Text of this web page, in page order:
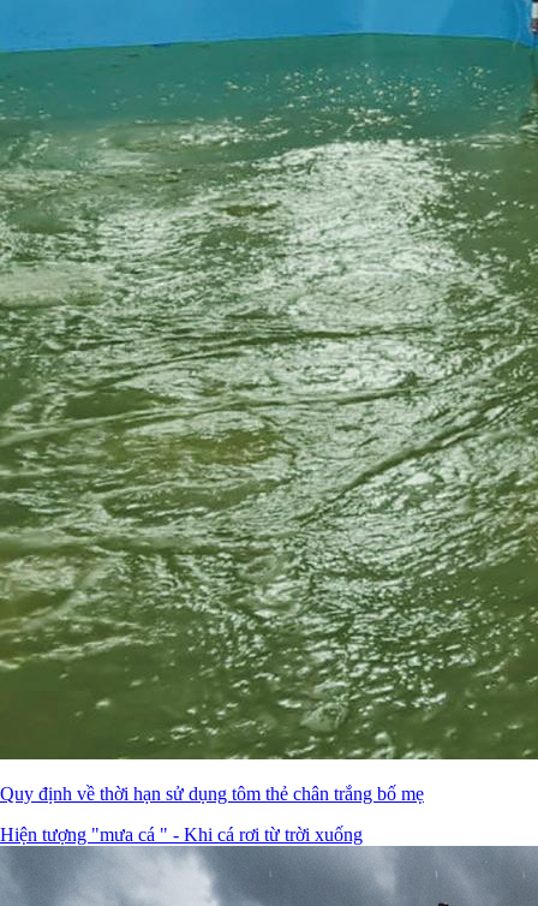
Quy định về thời hạn sử dụng tôm thẻ chân trắng bố mẹ
Hiện tượng "mưa cá " - Khi cá rơi từ trời xuống